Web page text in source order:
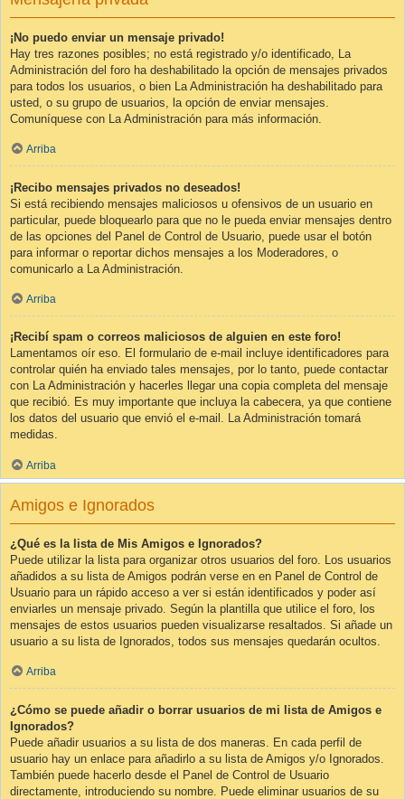
¡No puedo enviar un mensaje privado!
Hay tres razones posibles; no está registrado y/o identificado, La
Administración del foro ha deshabilitado la opción de mensajes privados
para todos los usuarios, o bien La Administración ha deshabilitado para
usted, o su grupo de usuarios, la opción de enviar mensajes.
Comuníquese con La Administración para más información.
Arriba
¡Recibo mensajes privados no deseados!
Si está recibiendo mensajes maliciosos u ofensivos de un usuario en
particular, puede bloquearlo para que no le pueda enviar mensajes dentro
de las opciones del Panel de Control de Usuario, puede usar el botón
para informar o reportar dichos mensajes a los Moderadores, o
comunicarlo a La Administración.
Arriba
¡Recibí spam o correos maliciosos de alguien en este foro!
Lamentamos oír eso. El formulario de e-mail incluye identificadores para
controlar quién ha enviado tales mensajes, por lo tanto, puede contactar
con La Administración y hacerles llegar una copia completa del mensaje
que recibió. Es muy importante que incluya la cabecera, ya que contiene
los datos del usuario que envió el e-mail. La Administración tomará
medidas.
Arriba
Amigos e Ignorados
¿Qué es la lista de Mis Amigos e Ignorados?
Puede utilizar la lista para organizar otros usuarios del foro. Los usuarios
añadidos a su lista de Amigos podrán verse en en Panel de Control de
Usuario para un rápido acceso a ver si están identificados y poder así
enviarles un mensaje privado. Según la plantilla que utilice el foro, los
mensajes de estos usuarios pueden visualizarse resaltados. Si añade un
usuario a su lista de Ignorados, todos sus mensajes quedarán ocultos.
Arriba
¿Cómo se puede añadir o borrar usuarios de mi lista de Amigos e
Ignorados?
Puede añadir usuarios a su lista de dos maneras. En cada perfil de
usuario hay un enlace para añadirlo a su lista de Amigos y/o Ignorados.
También puede hacerlo desde el Panel de Control de Usuario
directamente, introduciendo su nombre. Puede eliminar usuarios de su